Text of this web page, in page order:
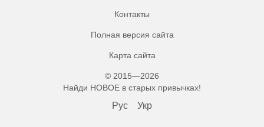
Контакты
Полная версия сайта
Карта сайта
© 2015—2026
Найди НОВОЕ в старых привычках!
Рус Укр